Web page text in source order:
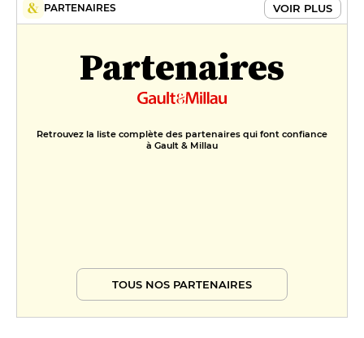
PARTENAIRES VOIR PLUS
Partenaires
Retrouvez la liste complète des partenaires qui font confiance
à Gault & Millau
TOUS NOS PARTENAIRES